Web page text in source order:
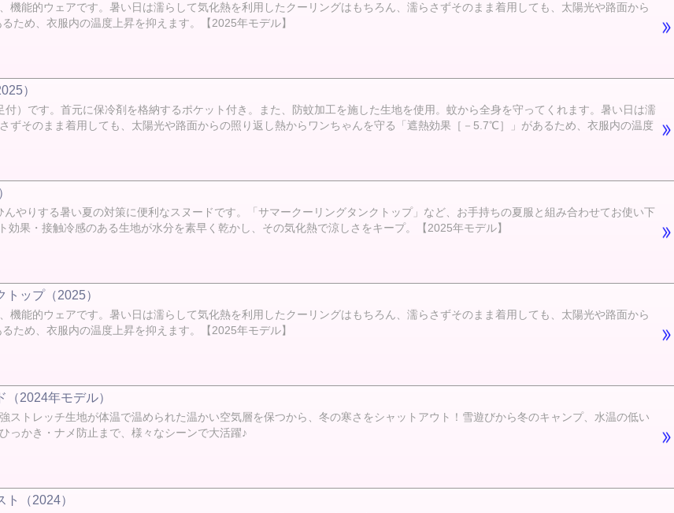
機能的ウェアです。暑い日は濡らして気化熱を利用したクーリングはもちろん、濡らさずそのまま着用しても、太陽光や路面から
ため、衣服内の温度上昇を抑えます。【2025年モデル】
）
）です。 首元に保冷剤を格納するポケット付き。また、防蚊加工を施した生地を使用。蚊から全身を守ってくれます。暑い日は濡
ずそのまま着用しても、太陽光や路面からの照り返し熱からワンちゃんを守る「遮熱効果［－5.7℃］」があるため、衣服内の温度
やりする暑い夏の対策に便利なスヌードです。「サマークーリングタンクトップ」など、お手持ちの夏服と組み合わせてお使い下
効果・接触冷感のある生地が水分を素早く乾かし、その気化熱で涼しさをキープ。【2025年モデル】
ップ（2025）
機能的ウェアです。暑い日は濡らして気化熱を利用したクーリングはもちろん、濡らさずそのまま着用しても、太陽光や路面から
ため、衣服内の温度上昇を抑えます。【2025年モデル】
2024年モデル）
ストレッチ生地が体温で温められた温かい空気層を保つから、冬の寒さをシャットアウト！雪遊びから冬のキャンプ、水温の低い
っかき・ナメ防止まで、様々なシーンで大活躍♪
（2024）